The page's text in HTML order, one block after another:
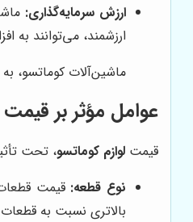
ارزش سرمایه‌گذاری:
ارزشمند، می‌توانند
ماشین‌آلات کوماتسو،
عوامل مؤثر بر قیمت
قیمت لوازم کوماتسو، تحت
نوع قطعه: قیمت
بالاتری نسبت به